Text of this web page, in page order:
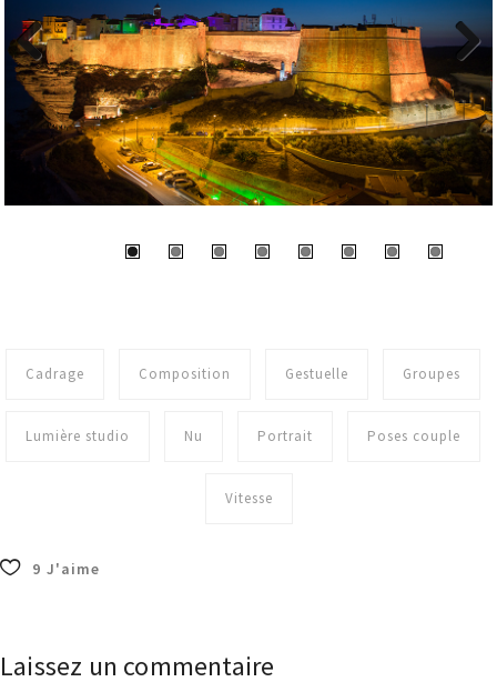
Previous Next
Cadrage Composition Gestuelle Groupes
Lumière studio Nu Portrait Poses couple
Vitesse
9 J'aime
Laissez un commentaire